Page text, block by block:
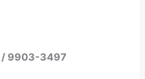
9903-3497